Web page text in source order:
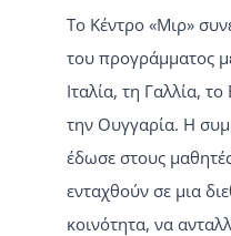
Το Κέντρο «Μιρ»
του προγράμματος
Ιταλία, τη Γαλλία,
την Ουγγαρία. Η
έδωσε στους
ενταχθούν σε μια
κοινότητα, να